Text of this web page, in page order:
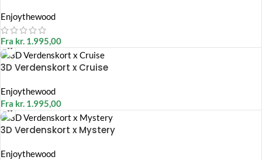
Enjoythewood
Fra kr. 1.995,00
3D Verdenskort x Cruise
Enjoythewood
Fra kr. 1.995,00
3D Verdenskort x Mystery
Enjoythewood